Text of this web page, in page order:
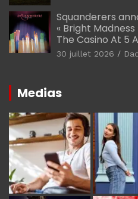
Squanderers
« Bright
The Casino At 5
30 juillet 2026
Medias